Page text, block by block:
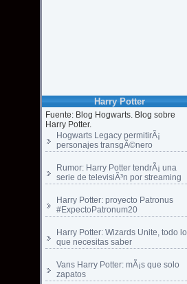
Harry Potter
Fuente: Blog Hogwarts. Blog sobre
Harry Potter.
Hogwarts Legacy permitirÃ¡
personajes transgÃ©nero
Rumor: Harry Potter tendrÃ¡ una
serie de televisiÃ³n por streaming
Harry Potter: proyecto Patronus
#ExpectoPatronum20
Harry Potter: Wizards Unite, todo lo
que necesitas saber
Vans Harry Potter: mÃ¡s que solo
zapatos